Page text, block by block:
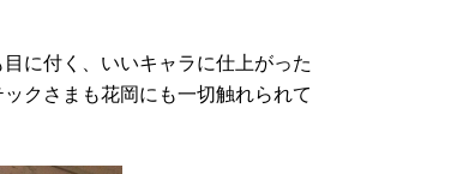
に付く、いいキャラに仕上がった
クさまも花岡にも一切触れられて